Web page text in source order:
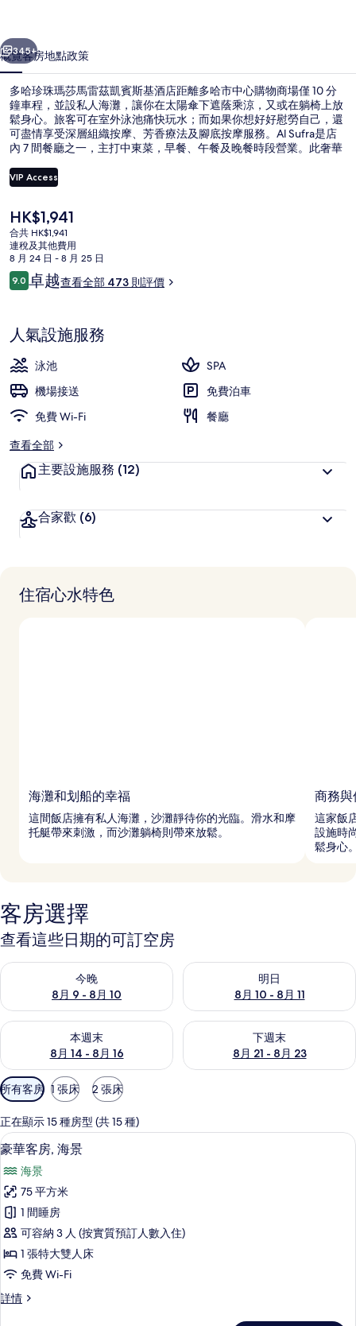
雷
茲
凱
賓
斯
基
店
相
片
個 下一個
345+
概覽客房地點政策
多哈珍珠瑪莎馬雷茲凱賓斯基酒店距離多哈市中心購物商場僅 10 分
鐘車程，並設私人海灘，讓你在太陽傘下遮蔭乘涼，又或在躺椅上放
鬆身心。旅客可在室外泳池痛快玩水；而如果你想好好慰勞自己，還
可盡情享受深層組織按摩、芳香療法及腳底按摩服務。Al Sufra是店
內 7 間餐廳之一，主打中東菜，早餐、午餐及晚餐時段營業。此奢華
吧。旅客都很喜歡住宿的熱心員工。
VIP Access
現
價
HK$1,941
HK$1,941
合共 HK$1,941
連稅及其他費用
8 月 24 日 - 8 月 25 日
評
價
9.09.0 分，滿分 10 分，
卓越查看全部 473 則評價
人氣設施服務
泳池
SPA
機場接送
免費泊車
免費 Wi-Fi
餐廳
查看全部
主要設施服務 (12)
合家歡 (6)
住宿心水特色
海灘和划船的幸福
這間飯店擁有私人海灘，沙灘靜待你的光臨。滑水和摩
托艇帶來刺激，而沙灘躺椅則帶來放鬆。
商務與
這家飯
設施時
鬆身心
客房選擇
查看這些日期的可訂空房
今晚
8月 9 - 8月 10
查看今晚 8月 9 - 8月 10的可訂空房
明日
8月 10 - 8月 11
查看明日 8月 10 - 8月 11的可
本週末
8月 14 - 8月 16
查看本週末 8月 14 - 8月 16的可訂空房
下週末
8月 21 - 8月 23
查看下週末 8月 21 - 8月 23的
可
用
嘅
客
房
篩
選
條
件
所有客房 1 張床 2 張床
正在顯示 15 種房型 (共 15 種)
載
入
所
有
豪
華
客
房,
海
豪華客房, 海景 | 高級寢具、迷你吧、
7
豪華客房, 海景
海景
75 平方米
1 間睡房
可容納 3 人 (按實質預訂人數入住)
1 張特大雙人床
免費 Wi-Fi
詳情
豪